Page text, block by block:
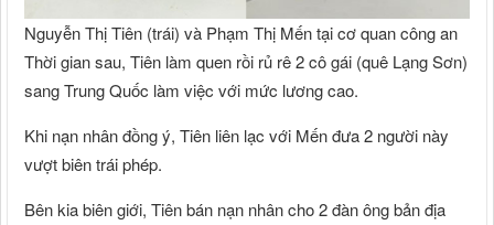
Nguyễn Thị Tiên (trái) và Phạm Thị Mến tại cơ quan công an
Thời gian sau, Tiên làm quen rồi rủ rê 2 cô gái (quê Lạng Sơn)
sang Trung Quốc làm việc với mức lương cao.
Khi nạn nhân đồng ý, Tiên liên lạc với Mến đưa 2 người này
vượt biên trái phép.
Bên kia biên giới, Tiên bán nạn nhân cho 2 đàn ông bản địa